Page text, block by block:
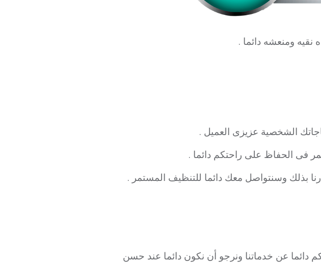
نقيه ومنعشه دائما .
الشخصية عزيزى العميل .
الحفاظ على راحتكم دائما .
بذلك وسنتواصل معك دائما للتنظيف المستمر .
دائما عن خدماتنا ونرجو أن نكون دائما عند حسن